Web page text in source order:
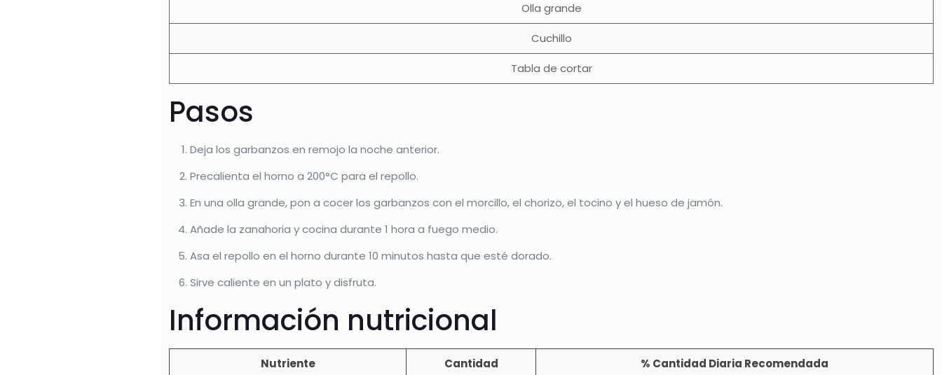
Olla grande
Cuchillo
Tabla de cortar
Pasos
Deja los garbanzos en remojo la noche anterior.
Precalienta el horno a 200°C para el repollo.
En una olla grande, pon a cocer los garbanzos con el morcillo, el chorizo, el tocino y el hueso de jamón.
Añade la zanahoria y cocina durante 1 hora a fuego medio.
Asa el repollo en el horno durante 10 minutos hasta que esté dorado.
Sirve caliente en un plato y disfruta.
Información nutricional
Nutriente Cantidad % Cantidad Diaria Recomendada